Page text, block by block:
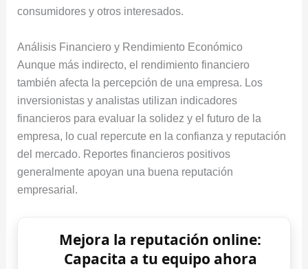
consumidores y otros interesados.
Análisis Financiero y Rendimiento Económico
Aunque más indirecto, el rendimiento financiero
también afecta la percepción de una empresa. Los
inversionistas y analistas utilizan indicadores
financieros para evaluar la solidez y el futuro de la
empresa, lo cual repercute en la confianza y reputación
del mercado. Reportes financieros positivos
generalmente apoyan una buena reputación
empresarial.
Mejora la reputación online:
Capacita a tu equipo ahora